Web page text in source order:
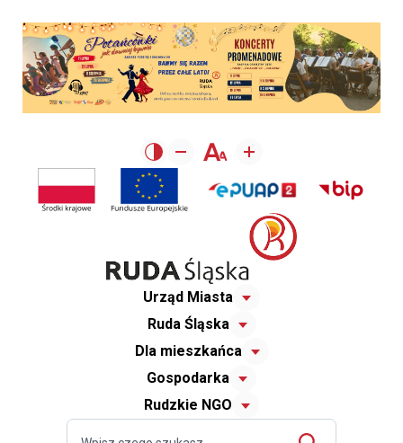
Urząd Miasta
Ruda Śląska
Dla mieszkańca
Gospodarka
Rudzkie NGO